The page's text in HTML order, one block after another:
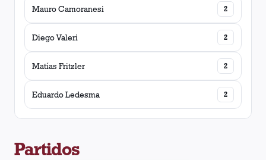
Mauro Camoranesi 2
Diego Valeri 2
Matías Fritzler 2
Eduardo Ledesma 2
Partidos